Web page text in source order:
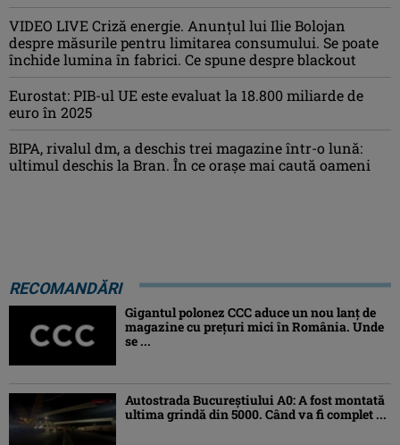
VIDEO LIVE Criză energie. Anunțul lui Ilie Bolojan
despre măsurile pentru limitarea consumului. Se poate
închide lumina în fabrici. Ce spune despre blackout
Eurostat: PIB-ul UE este evaluat la 18.800 miliarde de
euro în 2025
BIPA, rivalul dm, a deschis trei magazine într-o lună:
ultimul deschis la Bran. În ce orașe mai caută oameni
RECOMANDĂRI
Gigantul polonez CCC aduce un nou lanț de
magazine cu prețuri mici în România. Unde
se ...
Autostrada Bucureștiului A0: A fost montată
ultima grindă din 5000. Când va fi complet ...